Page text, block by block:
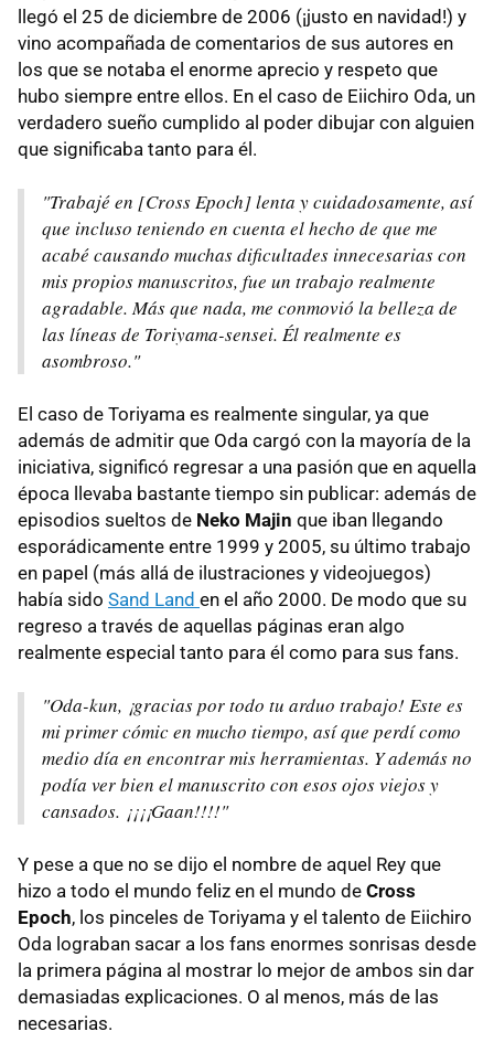
llegó el 25 de diciembre de 2006 (¡justo en navidad!) y
vino acompañada de comentarios de sus autores en
los que se notaba el enorme aprecio y respeto que
hubo siempre entre ellos. En el caso de Eiichiro Oda, un
verdadero sueño cumplido al poder dibujar con alguien
que significaba tanto para él.
"Trabajé en [Cross Epoch] lenta y cuidadosamente, así
que incluso teniendo en cuenta el hecho de que me
acabé causando muchas dificultades innecesarias con
mis propios manuscritos, fue un trabajo realmente
agradable. Más que nada, me conmovió la belleza de
las líneas de Toriyama-sensei. Él realmente es
asombroso."
El caso de Toriyama es realmente singular, ya que
además de admitir que Oda cargó con la mayoría de la
iniciativa, significó regresar a una pasión que en aquella
época llevaba bastante tiempo sin publicar: además de
episodios sueltos de Neko Majin que iban llegando
esporádicamente entre 1999 y 2005, su último trabajo
en papel (más allá de ilustraciones y videojuegos)
había sido Sand Land en el año 2000. De modo que su
regreso a través de aquellas páginas eran algo
realmente especial tanto para él como para sus fans.
"Oda-kun, ¡gracias por todo tu arduo trabajo! Este es
mi primer cómic en mucho tiempo, así que perdí como
medio día en encontrar mis herramientas. Y además no
podía ver bien el manuscrito con esos ojos viejos y
cansados. ¡¡¡¡Gaan!!!!"
Y pese a que no se dijo el nombre de aquel Rey que
hizo a todo el mundo feliz en el mundo de Cross
Epoch, los pinceles de Toriyama y el talento de Eiichiro
Oda lograban sacar a los fans enormes sonrisas desde
la primera página al mostrar lo mejor de ambos sin dar
demasiadas explicaciones. O al menos, más de las
necesarias.